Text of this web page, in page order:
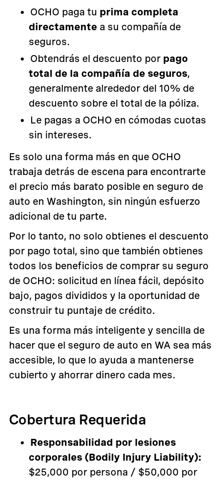
OCHO paga tu prima completa
directamente a su compañía de
seguros.
Obtendrás el descuento por pago
total de la compañía de seguros,
generalmente alrededor del 10% de
descuento sobre el total de la póliza.
Le pagas a OCHO en cómodas cuotas
sin intereses.
Es solo una forma más en que OCHO
trabaja detrás de escena para encontrarte
el precio más barato posible en seguro de
auto en Washington, sin ningún esfuerzo
adicional de tu parte.
Por lo tanto, no solo obtienes el descuento
por pago total, sino que también obtienes
todos los beneficios de comprar su seguro
de OCHO: solicitud en línea fácil, depósito
bajo, pagos divididos y la oportunidad de
construir tu puntaje de crédito.
Es una forma más inteligente y sencilla de
hacer que el seguro de auto en WA sea más
accesible, lo que lo ayuda a mantenerse
cubierto y ahorrar dinero cada mes.
Cobertura Requerida
Responsabilidad por lesiones
corporales (Bodily Injury Liability):
$25,000 por persona / $50,000 por